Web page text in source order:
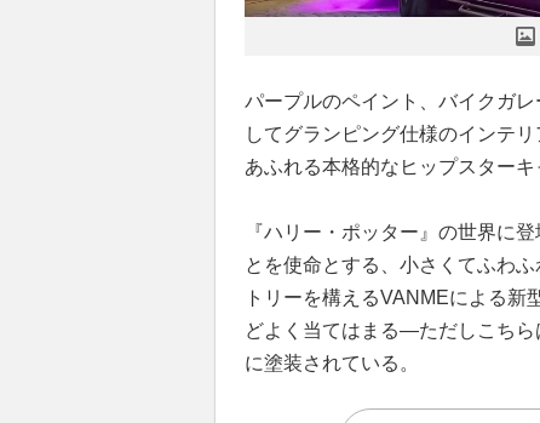
パープルのペイント、バイクガ
してグランピング仕様のインテ
あふれる本格的なヒップスターキ
『ハリー・ポッター』の世界に
とを使命とする、小さくてふわ
トリーを構えるVANMEによる新
どよく当てはまる―ただしこち
に塗装されている。